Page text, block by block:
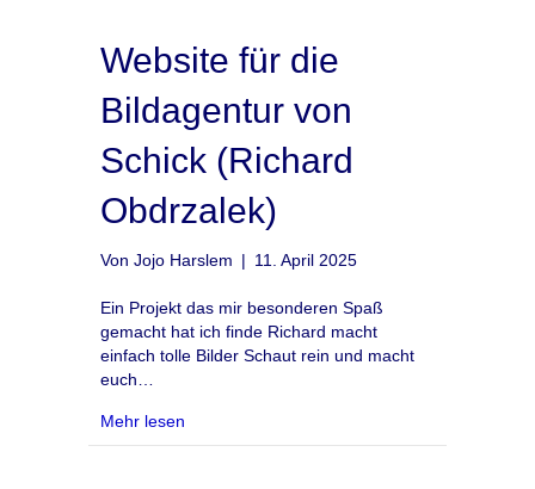
Website für die
Bildagentur von
Schick (Richard
Obdrzalek)
Von Jojo Harslem | 11. April 2025
Ein Projekt das mir besonderen Spaß
gemacht hat ich finde Richard macht
einfach tolle Bilder Schaut rein und macht
euch…
Mehr lesen